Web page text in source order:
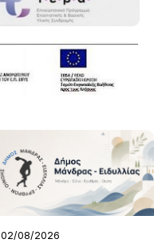
02/08/2026